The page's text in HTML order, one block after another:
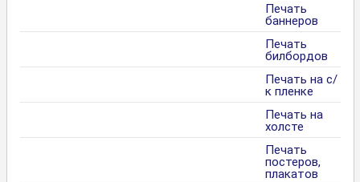
Печать
баннеров
Печать
билбордов
Печать на с/
к пленке
Печать на
холсте
Печать
постеров,
плакатов